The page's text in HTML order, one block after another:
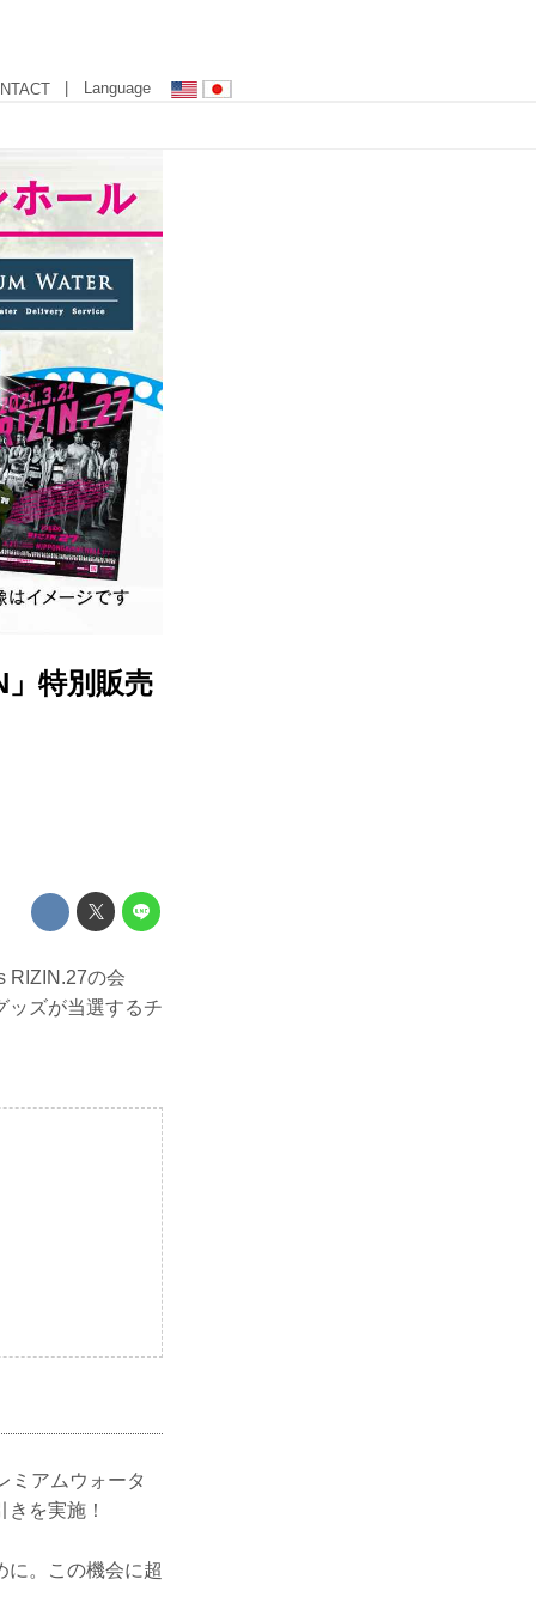
| Language
特別販売
RIZIN.27の会
ッズが当選するチ
ミアムウォータ
を実施！
に。この機会に超